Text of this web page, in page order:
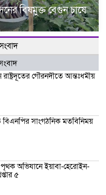
বিষমুক্ত বেগুন চাষে
গৌরনদীতে আন্তঃধর্মীয়
সাংগঠনিক মতবিনিময়
অভিযানে ইয়াবা-হেরোইন-
৫